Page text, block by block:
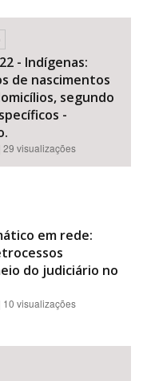
- Indígenas:
de nascimentos
segundo
-
| 29 visualizações
em rede:
do judiciário no
| 10 visualizações